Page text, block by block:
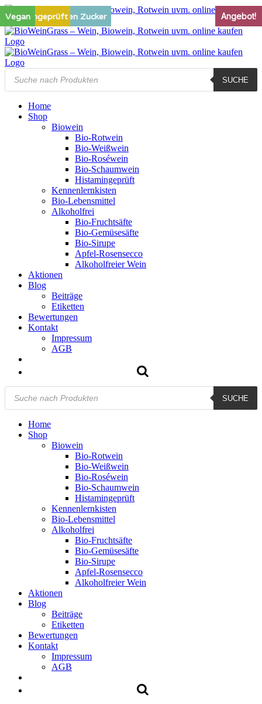
Zum
Inhalt
springen
Products
search
SUCHE
Home
Shop
Biowein
Bio-Rotwein
Bio-Weißwein
Bio-Roséwein
Bio-Schaumwein
Histamingeprüft
Kennenlernkisten
Bio-Lebensmittel
Alkoholfrei
Bio-Fruchtsäfte
Bio-Gemüsesäfte
Bio-Sirupe
Apfel-Rosensecco
Alkoholfreier Wein
Aktionen
Blog
Beiträge
Etiketten
Bewertungen
Kontakt
Impressum
AGB
Products
search
SUCHE
Home
Shop
Biowein
Bio-Rotwein
Bio-Weißwein
Bio-Roséwein
Bio-Schaumwein
Histamingeprüft
Kennenlernkisten
Bio-Lebensmittel
Alkoholfrei
Bio-Fruchtsäfte
Bio-Gemüsesäfte
Bio-Sirupe
Apfel-Rosensecco
Alkoholfreier Wein
Aktionen
Blog
Beiträge
Etiketten
Bewertungen
Kontakt
Impressum
AGB
Ohne zugesetzten Zucker
Vegan
Vegan Angebot!
Vegan
Vegan
Histamingeprüft
Vegan
Vegan